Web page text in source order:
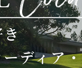
ディア